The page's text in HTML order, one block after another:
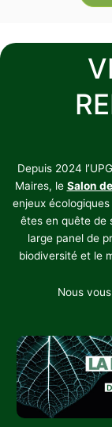
Depuis 2024
Maires, le Salon
enjeux
êtes en quête de
large panel de
biodiversité et le
Nous